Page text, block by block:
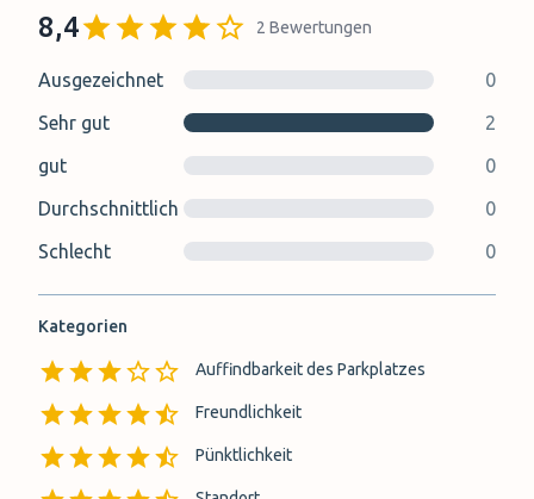
8,4 2 Bewertungen
Ausgezeichnet
0
Sehr gut
2
gut
0
Durchschnittlich
0
Schlecht
0
Kategorien
Auffindbarkeit des Parkplatzes
Freundlichkeit
Pünktlichkeit